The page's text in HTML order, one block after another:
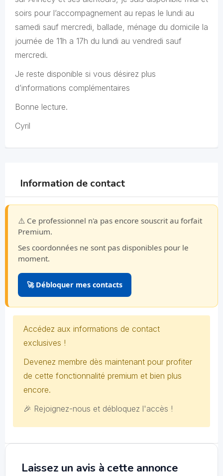
soirs pour l’accompagnement au repas le lundi au
samedi sauf mercredi, ballade, ménage du domicile la
journée de 11h a 17h du lundi au vendredi sauf
mercredi.
Je reste disponible si vous désirez plus
d’informations complémentaires
Bonne lecture.
Cyril
Information de contact
⚠️ Ce professionnel n'a pas encore souscrit au forfait
Premium.
Ses coordonnées ne sont pas disponibles pour le
moment.
🚀 Débloquer mes contacts
Accédez aux informations de contact
exclusives !
Devenez membre dès maintenant pour profiter
de cette fonctionnalité premium et bien plus
encore.
🎉 Rejoignez-nous et débloquez l'accès !
Laissez un avis à cette annonce